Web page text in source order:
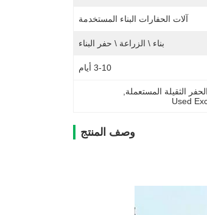
آلات الحفارات البناء المستخدمة
بناء \ الزراعة \ حفر البناء
3-10 أيام
Used
وصف المنتج